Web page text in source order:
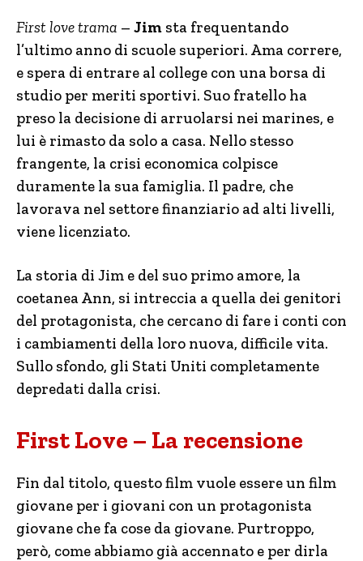
First love trama – Jim sta frequentando
l’ultimo anno di scuole superiori. Ama correre,
e spera di entrare al college con una borsa di
studio per meriti sportivi. Suo fratello ha
preso la decisione di arruolarsi nei marines, e
lui è rimasto da solo a casa. Nello stesso
frangente, la crisi economica colpisce
duramente la sua famiglia. Il padre, che
lavorava nel settore finanziario ad alti livelli,
viene licenziato.
La storia di Jim e del suo primo amore, la
coetanea Ann, si intreccia a quella dei genitori
del protagonista, che cercano di fare i conti con
i cambiamenti della loro nuova, difficile vita.
Sullo sfondo, gli Stati Uniti completamente
depredati dalla crisi.
First Love – La recensione
Fin dal titolo, questo film vuole essere un film
giovane per i giovani con un protagonista
giovane che fa cose da giovane. Purtroppo,
però, come abbiamo già accennato e per dirla